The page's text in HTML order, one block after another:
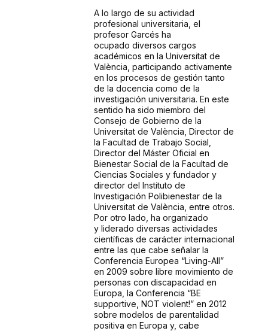
A lo largo de su actividad
profesional universitaria, el
profesor Garcés ha
ocupado diversos cargos
académicos en la Universitat de
València, participando activamente
en los procesos de gestión tanto
de la docencia como de la
investigación universitaria. En este
sentido ha sido miembro del
Consejo de Gobierno de la
Universitat de València, Director de
la Facultad de Trabajo Social,
Director del Máster Oficial en
Bienestar Social de la Facultad de
Ciencias Sociales y fundador y
director del Instituto de
Investigación Polibienestar de la
Universitat de València, entre otros.
Por otro lado, ha organizado
y liderado diversas actividades
científicas de carácter internacional
entre las que cabe señalar la
Conferencia Europea “Living-All”
en 2009 sobre libre movimiento de
personas con discapacidad en
Europa, la Conferencia “BE
supportive, NOT violent!” en 2012
sobre modelos de parentalidad
positiva en Europa y, cabe